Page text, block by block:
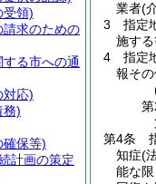
業者(
3
指定
施する
4
指定
報そ
第4条
知症(
能な
受領)
求のための
る市への通
対応)
務)
確保等)
計画の策定